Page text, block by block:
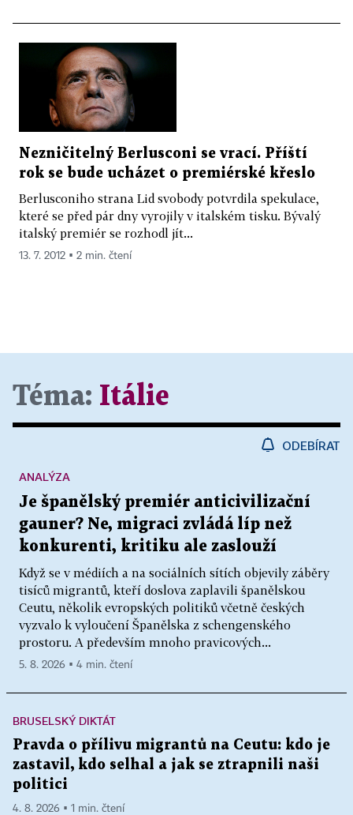
Nezničitelný Berlusconi se vrací. Příští
rok se bude ucházet o premiérské křeslo
Berlusconiho strana Lid svobody potvrdila spekulace,
které se před pár dny vyrojily v italském tisku. Bývalý
italský premiér se rozhodl jít...
13. 7. 2012 ▪ 2 min. čtení
Téma: Itálie
ODEBÍRAT
Je španělský premiér anticivilizační
gauner? Ne, migraci zvládá líp než
konkurenti, kritiku ale zaslouží
Když se v médiích a na sociálních sítích objevily záběry
tisíců migrantů, kteří doslova zaplavili španělskou
Ceutu, několik evropských politiků včetně českých
vyzvalo k vyloučení Španělska z schengenského
prostoru. A především mnoho pravicových...
ANALÝZA
5. 8. 2026 ▪ 4 min. čtení
BRUSELSKÝ DIKTÁT
Pravda o přílivu migrantů na Ceutu: kdo je
zastavil, kdo selhal a jak se ztrapnili naši
politici
4. 8. 2026 ▪ 1 min. čtení